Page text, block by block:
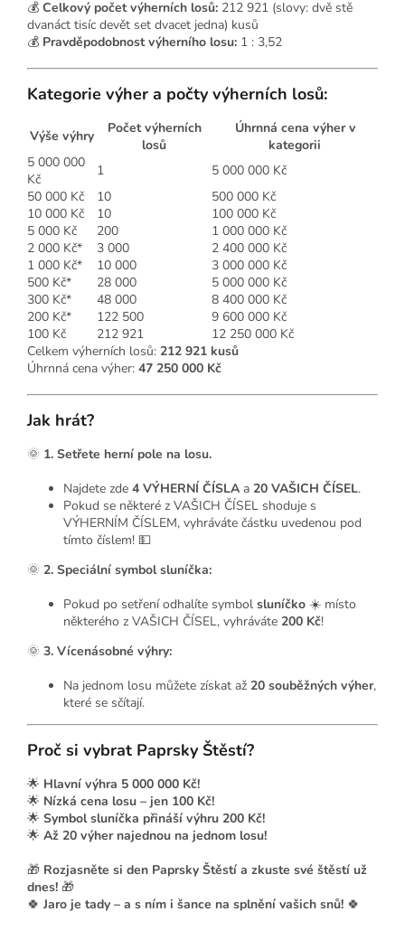
💰 Celkový počet výherních losů: 212 921 (slovy: dvě stě
dvanáct tisíc devět set dvacet jedna) kusů
💰 Pravděpodobnost výherního losu: 1 : 3,52
Kategorie výher a počty výherních losů:
Výše výhry
Počet výherních
losů
Úhrnná cena výher v
kategorii
5 000 000
Kč
1
5 000 000 Kč
50 000 Kč
10
500 000 Kč
10 000 Kč
10
100 000 Kč
5 000 Kč
200
1 000 000 Kč
2 000 Kč*
3 000
2 400 000 Kč
1 000 Kč*
10 000
3 000 000 Kč
500 Kč*
28 000
5 000 000 Kč
300 Kč*
48 000
8 400 000 Kč
200 Kč*
122 500
9 600 000 Kč
100 Kč
212 921
12 250 000 Kč
Celkem výherních losů: 212 921 kusů
Úhrnná cena výher: 47 250 000 Kč
Jak hrát?
🌞 1. Setřete herní pole na losu.
Najdete zde 4 VÝHERNÍ ČÍSLA a 20 VAŠICH ČÍSEL.
Pokud se některé z VAŠICH ČÍSEL shoduje s
VÝHERNÍM ČÍSLEM, vyhráváte částku uvedenou pod
tímto číslem! 💵
🌞 2. Speciální symbol sluníčka:
Pokud po setření odhalíte symbol sluníčko ☀️ místo
některého z VAŠICH ČÍSEL, vyhráváte 200 Kč!
🌞 3. Vícenásobné výhry:
Na jednom losu můžete získat až 20 souběžných výher,
které se sčítají.
Proč si vybrat Paprsky Štěstí?
🌟 Hlavní výhra 5 000 000 Kč!
🌟 Nízká cena losu – jen 100 Kč!
🌟 Symbol sluníčka přináší výhru 200 Kč!
🌟 Až 20 výher najednou na jednom losu!
🎁 Rozjasněte si den Paprsky Štěstí a zkuste své štěstí už
dnes! 🎁
🍀 Jaro je tady – a s ním i šance na splnění vašich snů! 🍀